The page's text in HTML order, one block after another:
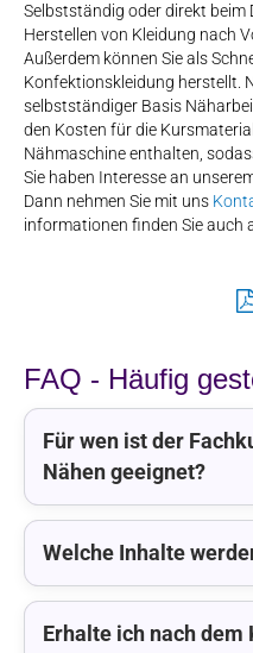
Selbstständig oder direkt beim
Herstellen von Kleidung nach
Außerdem können Sie als
Konfektionskleidung herstellt.
selbstständiger Basis
den Kosten für die
Nähmaschine enthalten,
Sie haben Interesse an
Dann nehmen Sie mit uns
informationen finden Sie auch
FAQ - Häufig
Für wen ist der
Nähen geeignet?
Welche Inhalte
Erhalte ich nach